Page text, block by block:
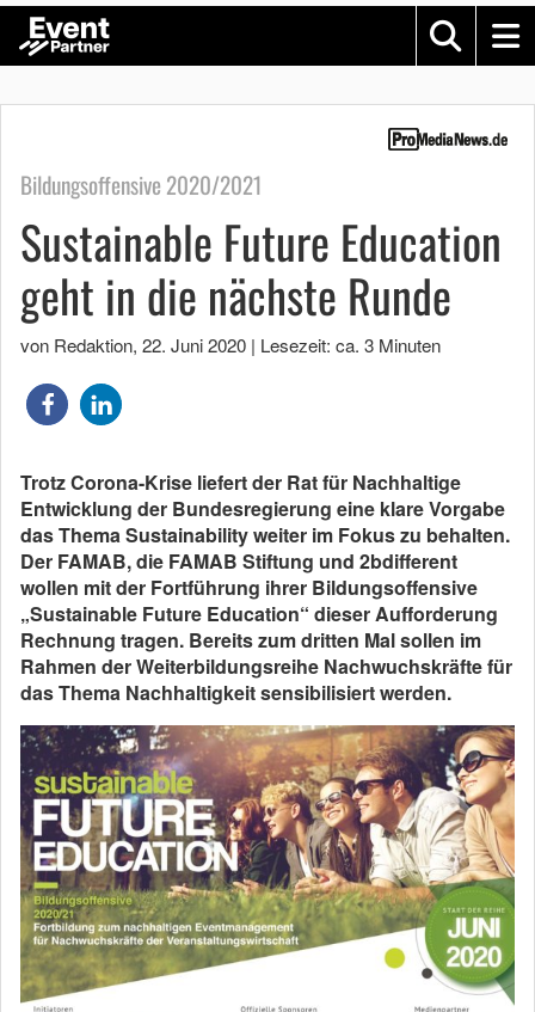
Bildungsoffensive 2020/2021
Sustainable Future Education
geht in die nächste Runde
von Redaktion, 22. Juni 2020 | Lesezeit: ca. 3 Minuten
Trotz Corona-Krise liefert der Rat für Nachhaltige
Entwicklung der Bundesregierung eine klare Vorgabe
das Thema Sustainability weiter im Fokus zu behalten.
Der FAMAB, die FAMAB Stiftung und 2bdifferent
wollen mit der Fortführung ihrer Bildungsoffensive
„Sustainable Future Education“ dieser Aufforderung
Rechnung tragen. Bereits zum dritten Mal sollen im
Rahmen der Weiterbildungsreihe Nachwuchskräfte für
das Thema Nachhaltigkeit sensibilisiert werden.